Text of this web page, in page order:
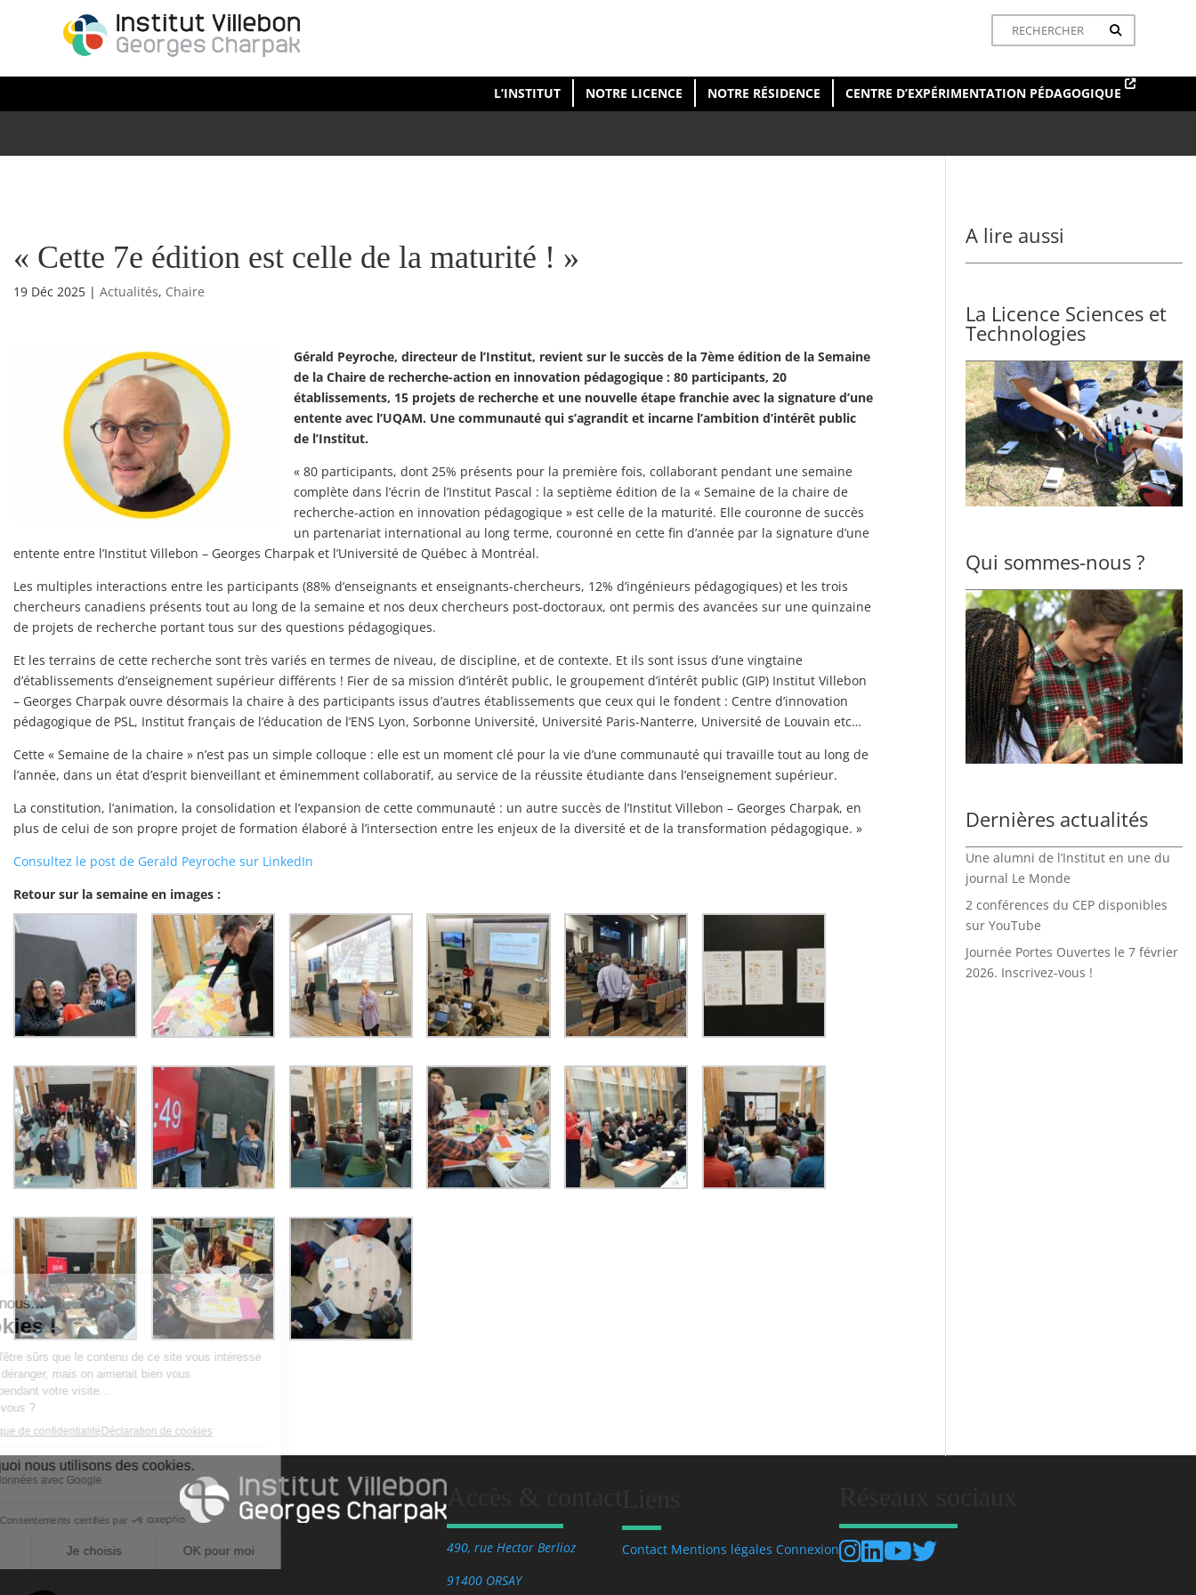
L’INSTITUT NOTRE LICENCE NOTRE RÉSIDENCE CENTRE D’EXPÉRIMENTATION PÉDAGOGIQUE
« Cette 7e édition est celle de la maturité ! »
19 Déc 2025 | Actualités, Chaire
Gérald Peyroche, directeur de l’Institut, revient sur le succès de la 7ème édition de la Semaine
de la Chaire de recherche-action en innovation pédagogique : 80 participants, 20
établissements, 15 projets de recherche et une nouvelle étape franchie avec la signature d’une
entente avec l’UQAM. Une communauté qui s’agrandit et incarne l’ambition d’intérêt public
de l’Institut.
« 80 participants, dont 25% présents pour la première fois, collaborant pendant une semaine
complète dans l’écrin de l’Institut Pascal : la septième édition de la « Semaine de la chaire de
recherche-action en innovation pédagogique » est celle de la maturité. Elle couronne de succès
un partenariat international au long terme, couronné en cette fin d’année par la signature d’une
entente entre l’Institut Villebon – Georges Charpak et l’Université de Québec à Montréal.
Les multiples interactions entre les participants (88% d’enseignants et enseignants-chercheurs, 12% d’ingénieurs pédagogiques) et les trois
chercheurs canadiens présents tout au long de la semaine et nos deux chercheurs post-doctoraux, ont permis des avancées sur une quinzaine
de projets de recherche portant tous sur des questions pédagogiques.
Et les terrains de cette recherche sont très variés en termes de niveau, de discipline, et de contexte. Et ils sont issus d’une vingtaine
d’établissements d’enseignement supérieur différents ! Fier de sa mission d’intérêt public, le groupement d’intérêt public (GIP) Institut Villebon
– Georges Charpak ouvre désormais la chaire à des participants issus d’autres établissements que ceux qui le fondent : Centre d’innovation
pédagogique de PSL, Institut français de l’éducation de l’ENS Lyon, Sorbonne Université, Université Paris-Nanterre, Université de Louvain etc…
Cette « Semaine de la chaire » n’est pas un simple colloque : elle est un moment clé pour la vie d’une communauté qui travaille tout au long de
l’année, dans un état d’esprit bienveillant et éminemment collaboratif, au service de la réussite étudiante dans l’enseignement supérieur.
La constitution, l’animation, la consolidation et l’expansion de cette communauté : un autre succès de l’Institut Villebon – Georges Charpak, en
plus de celui de son propre projet de formation élaboré à l’intersection entre les enjeux de la diversité et de la transformation pédagogique. »
Consultez le post de Gerald Peyroche sur LinkedIn
Retour sur la semaine en images :
A lire aussi
La Licence Sciences et
Technologies
Qui sommes-nous ?
Dernières actualités
Une alumni de l’Institut en une du
journal Le Monde
2 conférences du CEP disponibles
sur YouTube
Journée Portes Ouvertes le 7 février
2026. Inscrivez-vous !
Accès & contact
490, rue Hector Berlioz
91400 ORSAY
Contact Mentions légales Connexion